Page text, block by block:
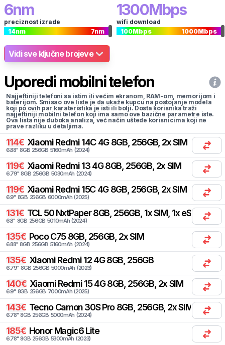
6nm
preciznost izrade
14nm 7nm
1300Mbps
wifi download
100Mbps 1000Mbps
Vidi sve ključne brojeve
Uporedi mobilni telefon
Najjeftiniji telefoni sa istim ili većim ekranom, RAM-om, memorijom i
baterijom. Smisao ove liste je da ukaže kupcu na postojanje modela
koji po ovih par karateristika je isti ili bolji. Dosta korisnika traži
najjeftiniji mobilni telefon koji ima samo ove bazične parametre iste.
Ova lista nije duboka analiza, već način uštede korisnicima koji ne
prave razliku u detaljima.
114€ Xiaomi Redmi 14C 4G 8GB, 256GB, 2x SIM
6.88" 8GB 256GB 5160mAh (2024)
119€ Xiaomi Redmi 13 4G 8GB, 256GB, 2x SIM
6.79" 8GB 256GB 5030mAh (2024)
119€ Xiaomi Redmi 15C 4G 8GB, 256GB, 2x SIM
6.9" 8GB 256GB 6000mAh (2025)
131€ TCL 50 NxtPaper 8GB, 256GB, 1x SIM, 1x eSIM
6.8" 8GB 256GB 5010mAh (2024)
135€ Poco C75 8GB, 256GB, 2x SIM
6.88" 8GB 256GB 5160mAh (2024)
135€ Xiaomi Redmi 12 4G 8GB, 256GB
6.79" 8GB 256GB 5000mAh (2023)
140€ Xiaomi Redmi 15 4G 8GB, 256GB, 2x SIM
6.9" 8GB 256GB 7000mAh (2025)
143€ Tecno Camon 30S Pro 8GB, 256GB, 2x SIM
6.78" 8GB 256GB 5000mAh (2024)
185€ Honor Magic6 Lite
6.78" 8GB 256GB 5300mAh (2023)